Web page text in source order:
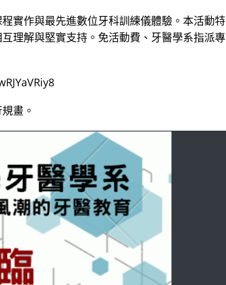
實作與最先進數位牙科訓練儀體驗。本活動特
理解與堅實支持。免活動費、牙醫學系指派專
畫。